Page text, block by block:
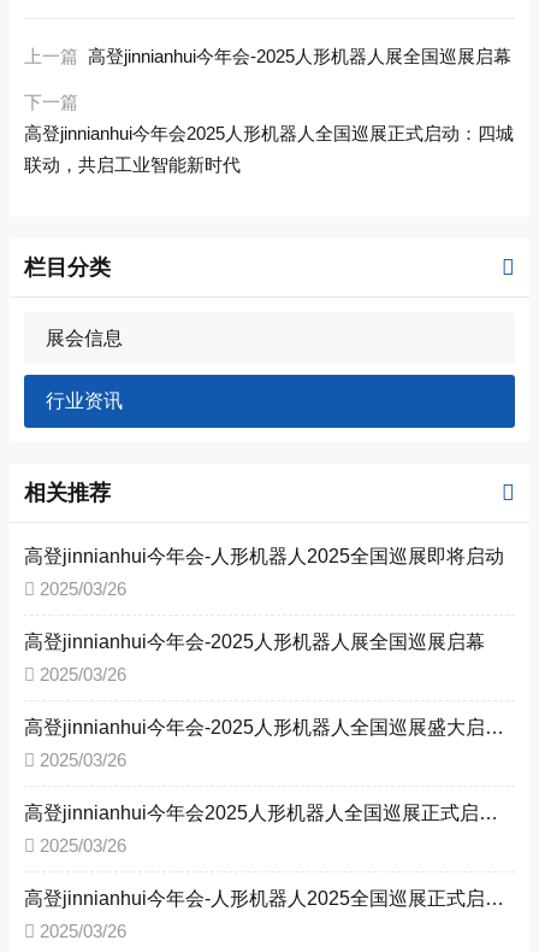
上一篇 高登jinnianhui今年会-2025人形机器人展全国巡展启幕
下一篇
高登jinnianhui今年会2025人形机器人全国巡展正式启动：四城
联动，共启工业智能新时代
栏目分类
展会信息
行业资讯
相关推荐
高登jinnianhui今年会-人形机器人2025全国巡展即将启动
2025/03/26
高登jinnianhui今年会-2025人形机器人展全国巡展启幕
2025/03/26
高登jinnianhui今年会-2025人形机器人全国巡展盛大启幕，引领新型工业化变革
2025/03/26
高登jinnianhui今年会2025人形机器人全国巡展正式启动：四城联动，共启工业智能新时代
2025/03/26
高登jinnianhui今年会-人形机器人2025全国巡展正式启动 多城联动共探智能未来
2025/03/26